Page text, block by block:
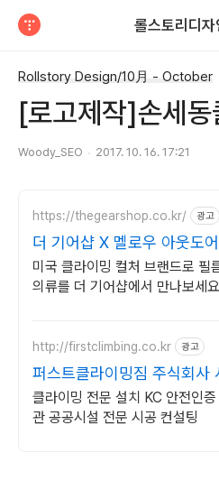
롤스토리디자
Rollstory Design/10月 - October
[로고제작]손세동
Woody_SEO 2017. 10. 16. 17:21
https://thegearshop.co.kr/ 광고
더 기어샵 X 멜로우 아웃도
미국 클라이밍 컬처 브랜드로 필
의류를 더 기어샵에서 만나보세요
http://firstclimbing.co.kr 광고
퍼스트클라이밍짐 주식회사
업
클라이밍 전문 설치 KC 안전인
관 공공시설 전문 시공 컨설팅